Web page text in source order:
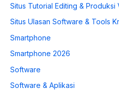
Situs Tutorial Editing & Produksi
Situs Ulasan Software & Tools
Smartphone
Smartphone 2026
Software
Software & Aplikasi